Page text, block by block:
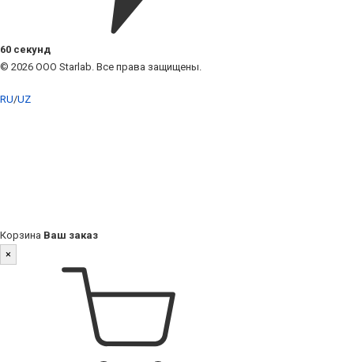
60 секунд
© 2026 ООО Starlab. Все права защищены.
RU/UZ
Корзина Ваш заказ
×